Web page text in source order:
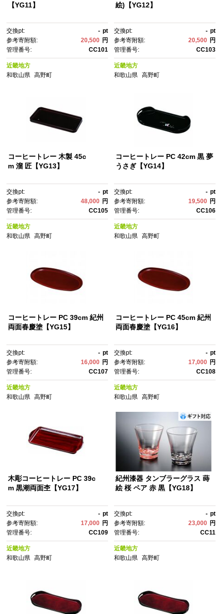
【YG11】
交換pt: - pt
参考寄附額:
20,500 円
管理番号:
CC101
近畿地方
和歌山県
高野町
絵)【YG12】
交換pt: - pt
参考寄附額:
20,500 円
管理番号:
CC103
近畿地方
和歌山県 高野町
コーヒートレー 木製 45c
m 溜 匠【YG13】
交換pt: - pt
参考寄附額:
48,000 円
管理番号:
CC105
近畿地方
和歌山県
高野町
コーヒートレー PC 42cm 黒 夢
うさぎ【YG14】
交換pt: - pt
参考寄附額:
19,500 円
管理番号:
CC106
近畿地方
和歌山県 高野町
コーヒートレー PC 39cm 紀州
両面春慶塗【YG15】
交換pt: - pt
参考寄附額:
16,000 円
管理番号:
CC107
近畿地方
和歌山県
高野町
コーヒートレー PC 45cm 紀州
両面春慶塗【YG16】
交換pt: - pt
参考寄附額:
17,000 円
管理番号:
CC108
近畿地方
和歌山県 高野町
木彫コーヒートレー PC 39c
m 黒潮両面杢【YG17】
交換pt: - pt
参考寄附額:
17,000 円
管理番号:
CC109
近畿地方
和歌山県
高野町
紀州漆器 タンブラーグラス 蒔
絵 桜 ペア 赤 黒【YG18】
交換pt: - pt
参考寄附額:
23,000 円
管理番号:
CC11
近畿地方
和歌山県 高野町